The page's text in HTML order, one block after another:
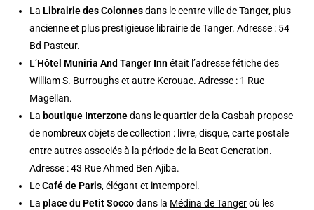
La Librairie des Colonnesdans lecentre-ville de Tanger, plus
ancienne et plus prestigieuse librairie de Tanger. Adresse : 54
Bd Pasteur.
L’Hôtel Muniria And Tanger Inn était l’adresse fétiche des
William S. Burroughs et autre Kerouac. Adresse : 1 Rue
Magellan.
La boutique Interzonedans lequartier de la Casbah propose
de nombreux objets de collection : livre, disque, carte postale
entre autres associés à la période de la Beat Generation.
Adresse : 43 Rue Ahmed Ben Ajiba.
LeCafé de Paris, élégant et intemporel.
Laplace du Petit Soccodans la Médina de Tangeroù les